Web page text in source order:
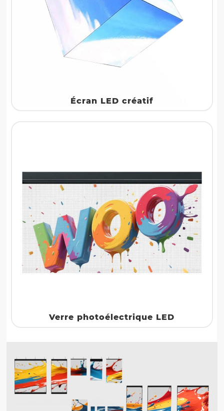
Écran LED créatif
Verre photoélectrique LED